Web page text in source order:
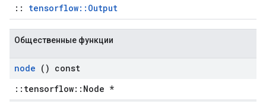
:: tensorflow::Output
Общественные функции
node () const
::tensorflow::Node *